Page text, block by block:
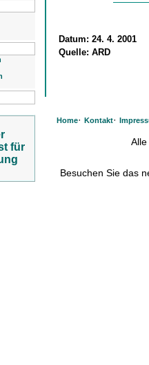
für
Datum: 24. 4. 2001
Quelle: ARD
Home· Kontakt·
Besuchen Sie das